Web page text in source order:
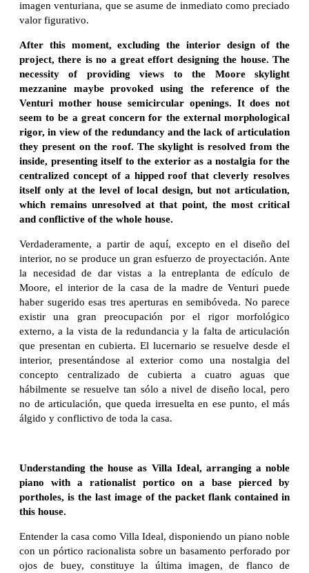
imagen venturiana, que se asume de inmediato como preciado
valor figurativo.
After this moment, excluding the interior design of the
project, there is no a great effort designing the house. The
necessity of providing views to the Moore skylight
mezzanine maybe provoked using the reference of the
Venturi mother house semicircular openings. It does not
seem to be a great concern for the external morphological
rigor, in view of the redundancy and the lack of articulation
they present on the roof. The skylight is resolved from the
inside, presenting itself to the exterior as a nostalgia for the
centralized concept of a hipped roof that cleverly resolves
itself only at the level of local design, but not articulation,
which remains unresolved at that point, the most critical
and conflictive of the whole house.
Verdaderamente, a partir de aquí, excepto en el diseño del
interior, no se produce un gran esfuerzo de proyectación. Ante
la necesidad de dar vistas a la entreplanta de edículo de
Moore, el interior de la casa de la madre de Venturi puede
haber sugerido esas tres aperturas en semibóveda. No parece
existir una gran preocupación por el rigor morfológico
externo, a la vista de la redundancia y la falta de articulación
que presentan en cubierta. El lucernario se resuelve desde el
interior, presentándose al exterior como una nostalgia del
concepto centralizado de cubierta a cuatro aguas que
hábilmente se resuelve tan sólo a nivel de diseño local, pero
no de articulación, que queda irresuelta en ese punto, el más
álgido y conflictivo de toda la casa.
Understanding the house as Villa Ideal, arranging a noble
piano with a rationalist portico on a base pierced by
portholes, is the last image of the packet flank contained in
this house.
Entender la casa como Villa Ideal, disponiendo un piano noble
con un pórtico racionalista sobre un basamento perforado por
ojos de buey, constituye la última imagen, de flanco de